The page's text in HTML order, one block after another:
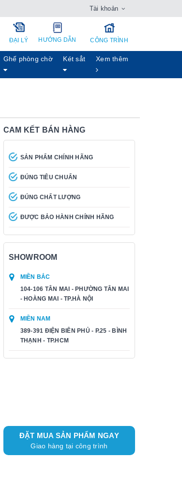
Tài khoản
ĐẠI LÝ HƯỚNG DẪN CÔNG TRÌNH
Ghế phòng chờ Két sẳt Xem thêm
CAM KẾT BÁN HÀNG
SẢN PHẨM CHÍNH HÃNG
ĐÚNG TIÊU CHUẨN
ĐÚNG CHẤT LƯỢNG
ĐƯỢC BẢO HÀNH CHÍNH HÃNG
SHOWROOM
MIỀN BẮC
104-106 TÂN MAI - PHƯỜNG TÂN MAI
- HOÀNG MAI - TP.HÀ NỘI
MIỀN NAM
389-391 ĐIỆN BIÊN PHỦ - P.25 - BÌNH
THẠNH - TP.HCM
ĐẶT MUA SẢN PHẨM NGAY
Giao hàng tại công trình